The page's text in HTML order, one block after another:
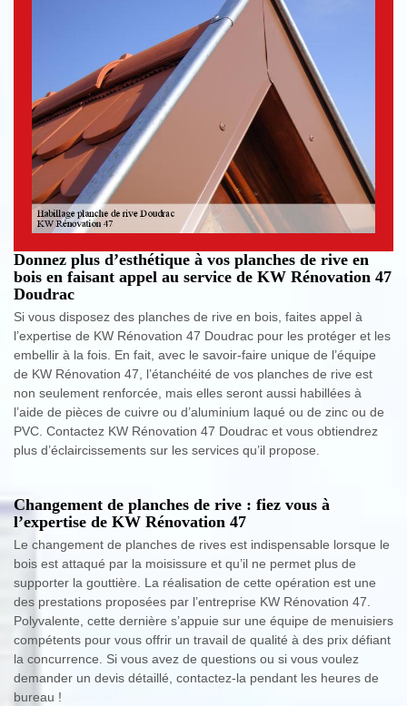
Donnez plus d’esthétique à vos planches de rive en
bois en faisant appel au service de KW Rénovation 47
Doudrac
Si vous disposez des planches de rive en bois, faites appel à
l’expertise de KW Rénovation 47 Doudrac pour les protéger et les
embellir à la fois. En fait, avec le savoir-faire unique de l’équipe
de KW Rénovation 47, l’étanchéité de vos planches de rive est
non seulement renforcée, mais elles seront aussi habillées à
l’aide de pièces de cuivre ou d’aluminium laqué ou de zinc ou de
PVC. Contactez KW Rénovation 47 Doudrac et vous obtiendrez
plus d’éclaircissements sur les services qu’il propose.
Changement de planches de rive : fiez vous à
l’expertise de KW Rénovation 47
Le changement de planches de rives est indispensable lorsque le
bois est attaqué par la moisissure et qu’il ne permet plus de
supporter la gouttière. La réalisation de cette opération est une
des prestations proposées par l’entreprise KW Rénovation 47.
Polyvalente, cette dernière s’appuie sur une équipe de menuisiers
compétents pour vous offrir un travail de qualité à des prix défiant
la concurrence. Si vous avez de questions ou si vous voulez
demander un devis détaillé, contactez-la pendant les heures de
bureau !